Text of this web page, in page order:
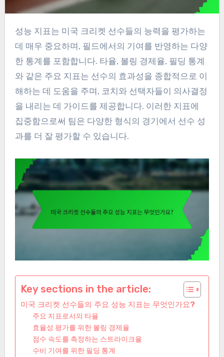
성능 지표는 미국 크리켓 선수들의 능력을 평가하는
데 매우 중요하며, 필드에서의 기여를 반영하는 다양
한 통계를 포함합니다. 타율, 볼링 경제율, 필딩 통계
와 같은 주요 지표는 선수의 효과성을 종합적으로 이
해하는 데 도움을 주며, 코치와 선택자들이 의사결정
을 내리는 데 가이드를 제공합니다. 이러한 지표에
집중함으로써 팀은 다양한 형식의 경기에서 선수 성
과를 더 잘 평가할 수 있습니다.
Key sections in the article:
미국 크리켓 선수들의 주요 성능 지표는 무엇인가요?
주요 지표로서의 타율
효율성 평가를 위한 볼링 경제율
점수 속도를 측정하는 스트라이크율
수비 기여를 위한 필딩 통계